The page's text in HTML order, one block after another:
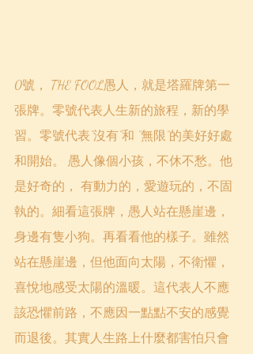
0號， THE FOOL愚人，就是塔羅牌第一
張牌。零號代表人生新的旅程，新的學
習。零號代表“沒有”和 “無限”的美好好處
和開始。 愚人像個小孩，不休不愁。他
是好奇的， 有動力的，愛遊玩的，不固
執的。細看這張牌，愚人站在懸崖邊，
身邊有隻小狗。再看看他的樣子。雖然
站在懸崖邊，但他面向太陽，不衛懼，
喜悅地感受太陽的溫暖。這代表人不應
該恐懼前路，不應因一點點不安的感覺
而退後。其實人生路上什麼都害怕只會